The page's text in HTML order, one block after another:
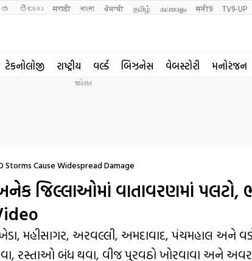
తెలుగు मराठी বাংলা ਪੰਜਾਬੀ தமிழ் മലയാളം मनी9 TV9-UP
ટેકનોલોજી રાષ્ટ્રીય વર્લ્ડ બિઝનેસ વેબસ્ટોરી મનોરંજન
Storms Cause Widespread Damage
જિલ્લાઓમાં વાતાવરણમાં પલટો,
મહીસાગર, અરવલ્લી, અમદાવાદ, પંચમહાલ અને
રસ્તાઓ બંધ થવા, વીજ પુરવઠો ખોરવાવા અને